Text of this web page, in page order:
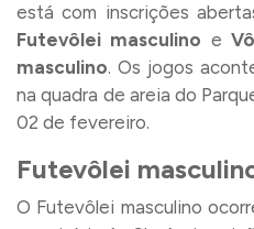
está com inscrições
Futevôlei masculino e
masculino. Os jogos
na quadra de areia do
02 de fevereiro.
Futevôlei
O Futevôlei masculino